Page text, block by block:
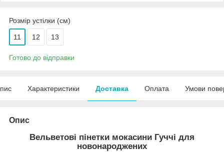
Розмір устілки (см)
11 12 13
Готово до відправки
Характеристики Доставка Оплата Умови
Опис
Вельветові пінетки мокасини Гуччі для
новонароджених